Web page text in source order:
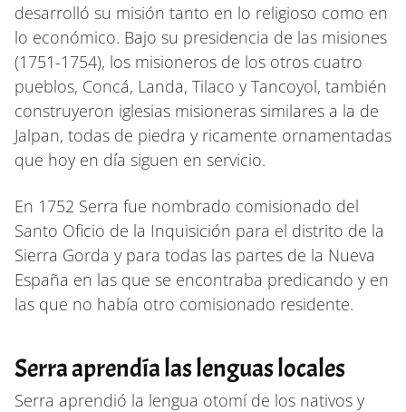
desarrolló su misión tanto en lo religioso como en
lo económico. Bajo su presidencia de las misiones
(1751-1754), los misioneros de los otros cuatro
pueblos, Concá, Landa, Tilaco y Tancoyol, también
construyeron iglesias misioneras similares a la de
Jalpan, todas de piedra y ricamente ornamentadas
que hoy en día siguen en servicio.
En 1752 Serra fue nombrado comisionado del
Santo Oficio de la Inquisición para el distrito de la
Sierra Gorda y para todas las partes de la Nueva
España en las que se encontraba predicando y en
las que no había otro comisionado residente.
Serra aprendía las lenguas locales
Serra aprendió la lengua otomí de los nativos y